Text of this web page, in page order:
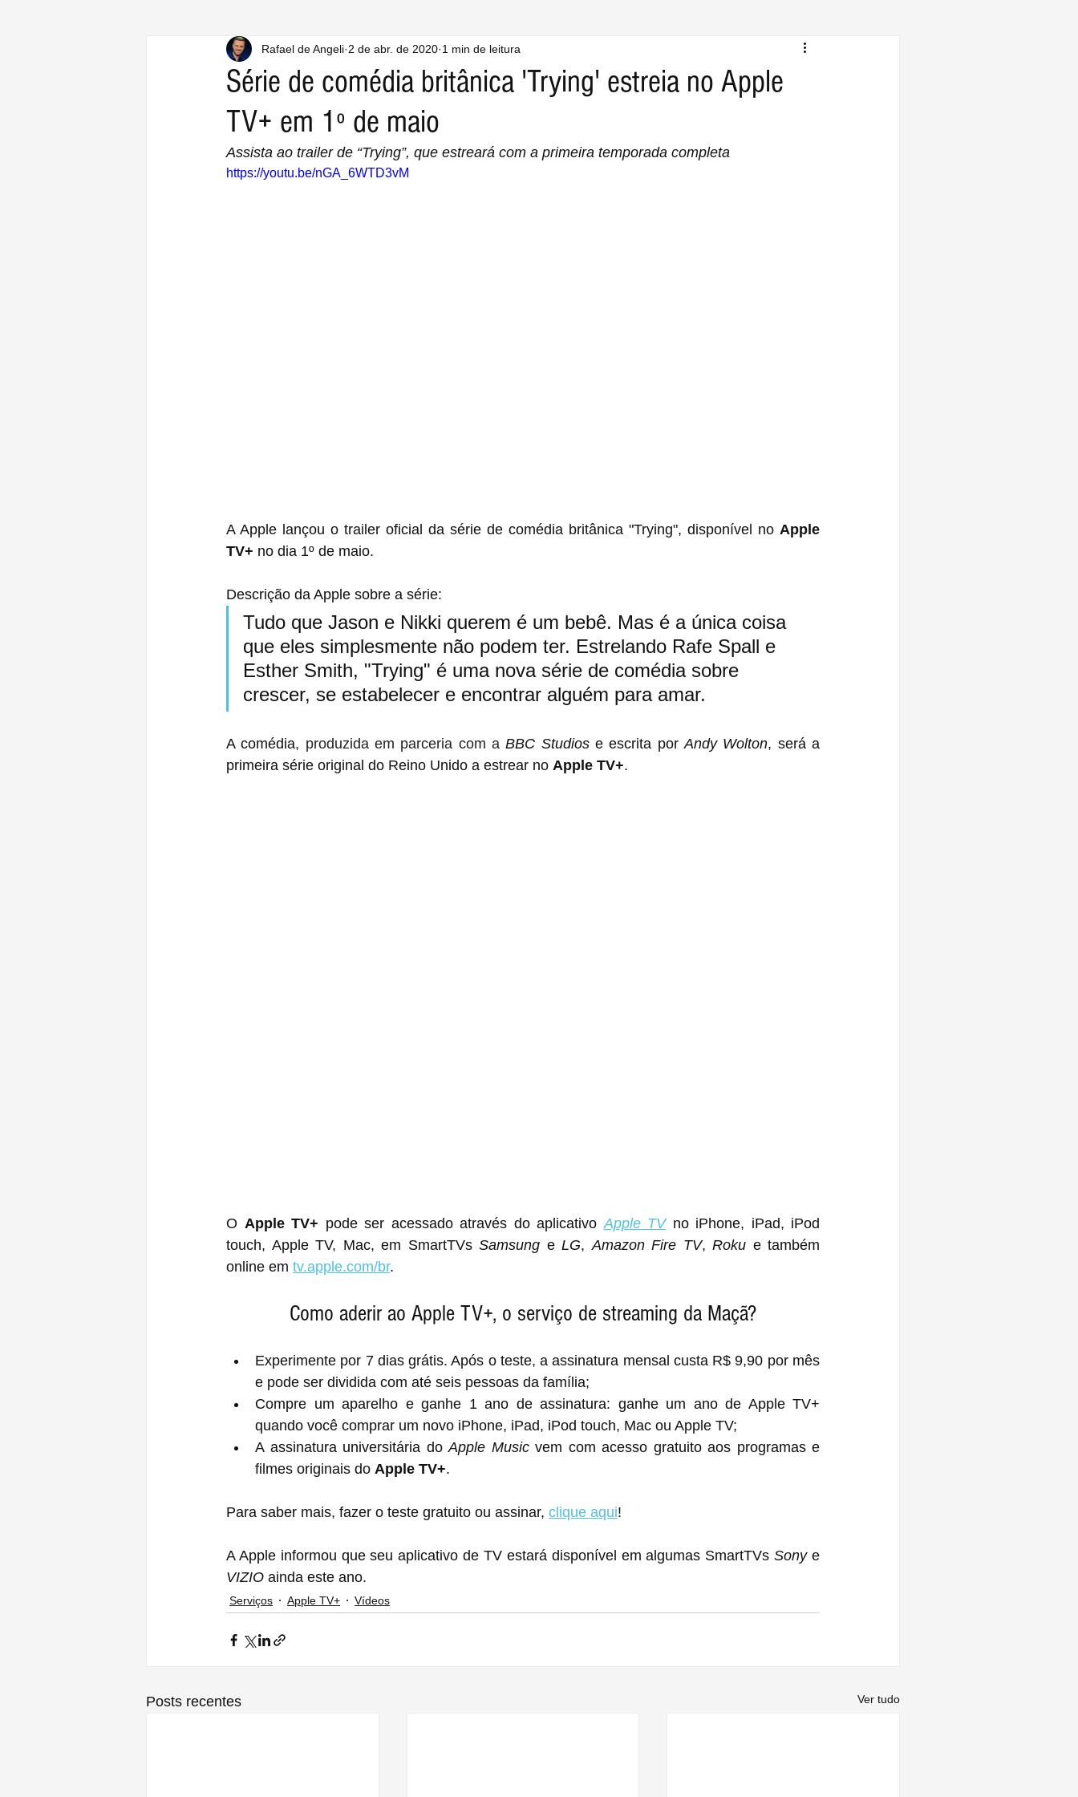
Série de comédia britânica 'Trying' estreia no Apple
TV+ em 1º de maio
Rafael de Angeli 2 de abr. de 2020 1 min de leitura
Assista ao trailer de “Trying”, que estreará com a primeira temporada completa
https://youtu.be/nGA_6WTD3vM
A Apple lançou o trailer oficial da série de comédia britânica "Trying", disponível no Apple
TV+ no dia 1º de maio.
Descrição da Apple sobre a série:
Tudo que Jason e Nikki querem é um bebê. Mas é a única coisa
que eles simplesmente não podem ter. Estrelando Rafe Spall e
Esther Smith, "Trying" é uma nova série de comédia sobre
crescer, se estabelecer e encontrar alguém para amar.
A comédia, produzida em parceria com a BBC Studios e escrita por Andy Wolton, será a
primeira série original do Reino Unido a estrear no Apple TV+.
O Apple TV+ pode ser acessado através do aplicativo Apple TV no iPhone, iPad, iPod
touch, Apple TV, Mac, em SmartTVs Samsung e LG, Amazon Fire TV, Roku e também
online em tv.apple.com/br.
Como aderir ao Apple TV+, o serviço de streaming da Maçã?
Experimente por 7 dias grátis. Após o teste, a assinatura mensal custa R$ 9,90 por mês
e pode ser dividida com até seis pessoas da família;
Compre um aparelho e ganhe 1 ano de assinatura: ganhe um ano de Apple TV+
quando você comprar um novo iPhone, iPad, iPod touch, Mac ou Apple TV;
A assinatura universitária do Apple Music vem com acesso gratuito aos programas e
filmes originais do Apple TV+.
Para saber mais, fazer o teste gratuito ou assinar, clique aqui!
A Apple informou que seu aplicativo de TV estará disponível em algumas SmartTVs Sony
VIZIO ainda este ano.
Serviços Apple TV+ Vídeos
Posts recentes Ver tudo